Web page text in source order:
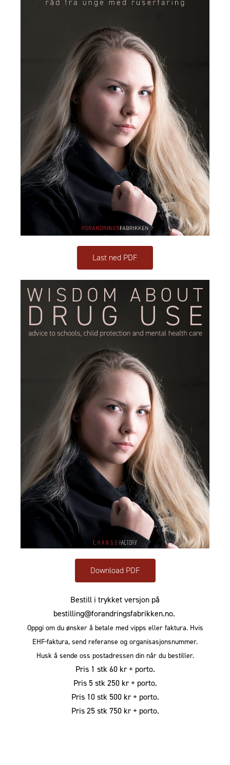
Last ned PDF
Download PDF
Bestill i trykket versjon på
bestilling@forandringsfabrikken.no.
Oppgi om du ønsker å betale med vipps eller faktura. Hvis
EHF-faktura, send referanse og organisasjonsnummer.
Husk å sende oss postadressen din når du bestiller.
Pris 1 stk 60 kr + porto.
Pris 5 stk 250 kr + porto.
Pris 10 stk 500 kr + porto.
Pris 25 stk 750 kr + porto.